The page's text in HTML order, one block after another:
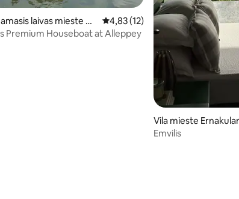
4,98 iš 5, atsiliepimų: 89
laivas mieste Ne
Vidutinis įvertinimas: 4,83 iš 5,
4,83 (12)
Premium Houseboat at Alleppey
Vila mieste
Emvilis